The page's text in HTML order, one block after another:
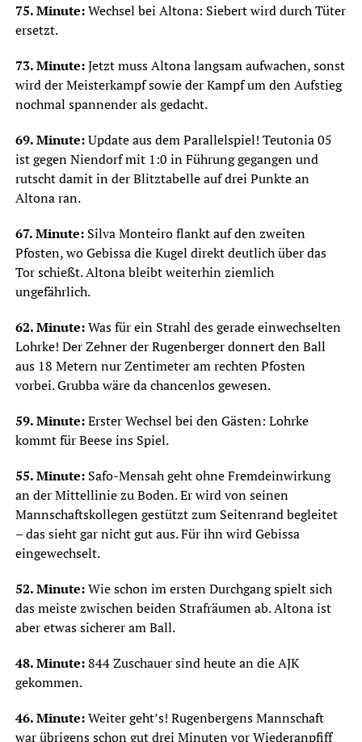
75. Minute:Wechsel bei Altona: Siebert wird durch Tüter
ersetzt.
73. Minute:Jetzt muss Altona langsam aufwachen, sonst
wird der Meisterkampf sowie der Kampf um den Aufstieg
nochmal spannender als gedacht.
69. Minute:Update aus dem Parallelspiel! Teutonia 05
ist gegen Niendorf mit 1:0 in Führung gegangen und
rutscht damit in der Blitztabelle auf drei Punkte an
Altona ran.
67. Minute: Silva Monteiro flankt auf den zweiten
Pfosten, wo Gebissa die Kugel direkt deutlich über das
Tor schießt. Altona bleibt weiterhin ziemlich
ungefährlich.
62. Minute:Was für ein Strahl des gerade einwechselten
Lohrke! Der Zehner der Rugenberger donnert den Ball
aus 18 Metern nur Zentimeter am rechten Pfosten
vorbei. Grubba wäre da chancenlos gewesen.
59. Minute:Erster Wechsel bei den Gästen: Lohrke
kommt für Beese ins Spiel.
55. Minute: Safo-Mensah geht ohne Fremdeinwirkung
an der Mittellinie zu Boden. Er wird von seinen
Mannschaftskollegen gestützt zum Seitenrand begleitet
– das sieht gar nicht gut aus. Für ihn wird Gebissa
eingewechselt.
52. Minute:Wie schon im ersten Durchgang spielt sich
das meiste zwischen beiden Strafräumen ab. Altona ist
aber etwas sicherer am Ball.
48. Minute:844 Zuschauer sind heute an die AJK
gekommen.
46. Minute:Weiter geht’s! Rugenbergens Mannschaft
war übrigens schon gut drei Minuten vor Wiederanpfiff